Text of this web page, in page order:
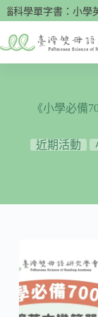
跳
主
學單字書：小學英
《小學必備
近期活動